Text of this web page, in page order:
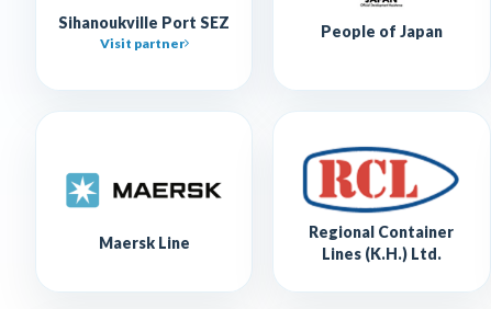
Sihanoukville Port SEZ
Visit partner
People of Japan
Maersk Line
Regional Container
Lines (K.H.) Ltd.